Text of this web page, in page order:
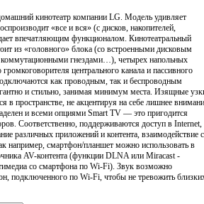
кинотеатр компании LG. Модель удивляет
«все и вся» (с дисков, накопителей,
впечатляющим функционалом. Кинотеатральный
из «головного» блока (со встроенными дисковым
коммутационными гнездами…), четырех напольных
центрального канала и пассивного
как проводным, так и беспроводным
и стильно, занимая минимум места. Изящные
в пространстве, не акцентируя на себе лишнее
и всеми опциями Smart TV — это пригодится
Соответственно, поддерживаются доступ в Internet,
различных приложений и контента, взаимодействие с
например, смартфон/планшет можно использовать в
AV-контента (функции DLNA или Miracast -
со смартфона по Wi-Fi). Звук возможно
подключенного по Wi-Fi, чтобы не тревожить